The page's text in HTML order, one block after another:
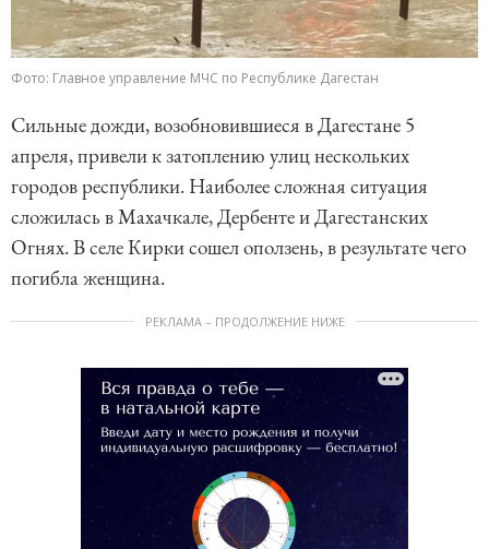
Фото: Главное управление МЧС по Республике Дагестан
Сильные дожди, возобновившиеся в Дагестане 5
апреля, привели к затоплению улиц нескольких
городов республики. Наиболее сложная ситуация
сложилась в Махачкале, Дербенте и Дагестанских
Огнях. В селе Кирки сошел оползень, в результате чего
погибла женщина.
РЕКЛАМА – ПРОДОЛЖЕНИЕ НИЖЕ